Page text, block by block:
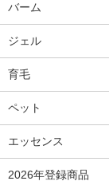
バーム
ジェル
育毛
ペット
エッセンス
2026年登録商品